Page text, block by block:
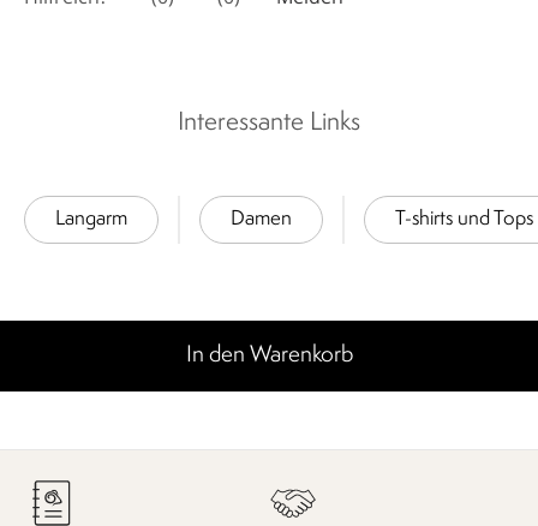
Interessante Links
Langarm Damen T-shirts und Tops
In den Warenkorb